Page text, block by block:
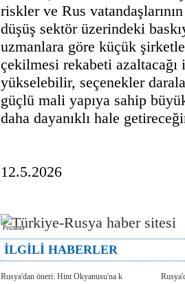
riskler ve Rus
düşüş sektör üzerindeki
uzmanlara göre küçük
çekilmesi rekabeti
yükselebilir, seçenekler
güçlü mali yapıya sahip
daha dayanıklı hale
12.5.2026
Реклама
İLGİLİ HABERLER
Rusya'dan öneri: Hint Okyanusu'na k